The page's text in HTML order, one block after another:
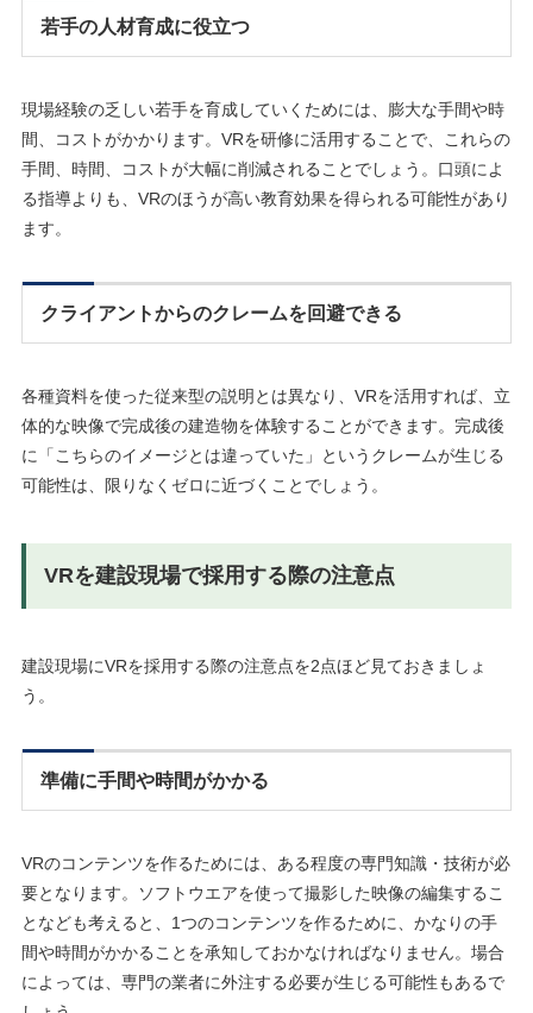
若手の人材育成に役立つ
現場経験の乏しい若手を育成していくためには、膨大な手間や時
間、コストがかかります。VRを研修に活用することで、これらの
手間、時間、コストが大幅に削減されることでしょう。口頭によ
る指導よりも、VRのほうが高い教育効果を得られる可能性があり
ます。
クライアントからのクレームを回避できる
各種資料を使った従来型の説明とは異なり、VRを活用すれば、立
体的な映像で完成後の建造物を体験することができます。完成後
に「こちらのイメージとは違っていた」というクレームが生じる
可能性は、限りなくゼロに近づくことでしょう。
VRを建設現場で採用する際の注意点
建設現場にVRを採用する際の注意点を2点ほど見ておきましょ
う。
準備に手間や時間がかかる
VRのコンテンツを作るためには、ある程度の専門知識・技術が必
要となります。ソフトウエアを使って撮影した映像の編集するこ
となども考えると、1つのコンテンツを作るために、かなりの手
間や時間がかかることを承知しておかなければなりません。場合
によっては、専門の業者に外注する必要が生じる可能性もあるで